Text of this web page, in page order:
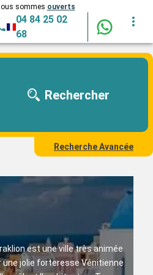
sommes ouverts
04 84 25 02
68
Rechercher
Recherche Avancée
est une ville très animée
jolie forteresse Vénitienne